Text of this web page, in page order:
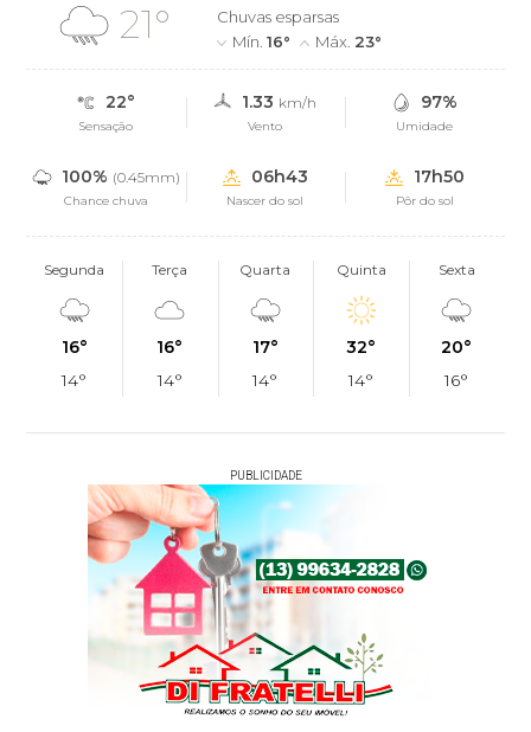
21°
Chuvas esparsas
Mín.16° Máx. 23°
22°
Sensação
1.33 km/h
Vento
97%
Umidade
100% (0.45mm)
Chance chuva
06h43
Nascer do sol
17h50
Pôr do sol
Segunda
16°
14°
Terça
16°
14°
Quarta
17°
14°
Quinta
32°
14°
Sexta
20°
16°
PUBLICIDADE